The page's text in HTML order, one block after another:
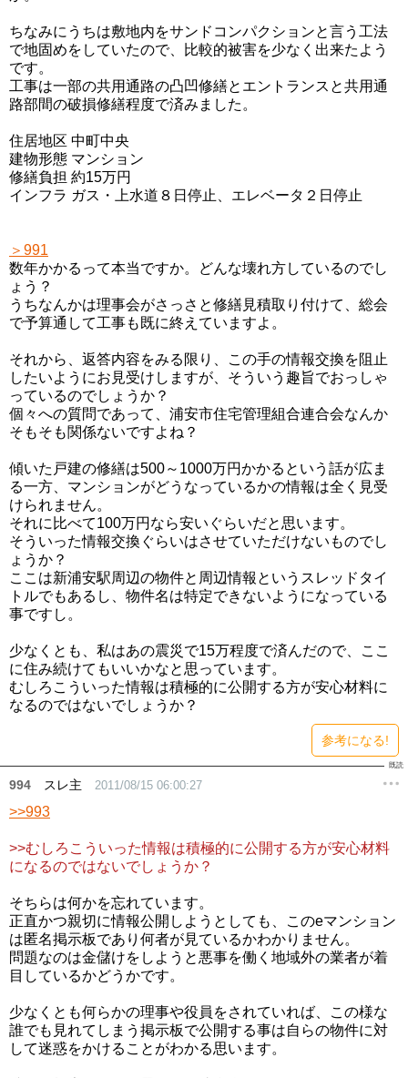
ちなみにうちは敷地内をサンドコンパクションと言う工法
で地固めをしていたので、比較的被害を少なく出来たよう
です。
工事は一部の共用通路の凸凹修繕とエントランスと共用通
路部間の破損修繕程度で済みました。
住居地区 中町中央
建物形態 マンション
修繕負担 約15万円
インフラ ガス・上水道８日停止、エレベータ２日停止
＞991
数年かかるって本当ですか。どんな壊れ方しているのでし
ょう？
うちなんかは理事会がさっさと修繕見積取り付けて、総会
で予算通して工事も既に終えていますよ。
それから、返答内容をみる限り、この手の情報交換を阻止
したいようにお見受けしますが、そういう趣旨でおっしゃ
っているのでしょうか？
個々への質問であって、浦安市住宅管理組合連合会なんか
そもそも関係ないですよね？
傾いた戸建の修繕は500～1000万円かかるという話が広ま
る一方、マンションがどうなっているかの情報は全く見受
けられません。
それに比べて100万円なら安いぐらいだと思います。
そういった情報交換ぐらいはさせていただけないものでし
ょうか？
ここは新浦安駅周辺の物件と周辺情報というスレッドタイ
トルでもあるし、物件名は特定できないようになっている
事ですし。
少なくとも、私はあの震災で15万程度で済んだので、ここ
に住み続けてもいいかなと思っています。
むしろこういった情報は積極的に公開する方が安心材料に
なるのではないでしょうか？
参考になる!
994 スレ主 2011/08/15 06:00:27
>>993
>>むしろこういった情報は積極的に公開する方が安心材料
になるのではないでしょうか？
そちらは何かを忘れています。
正直かつ親切に情報公開しようとしても、このeマンション
は匿名掲示板であり何者が見ているかわかりません。
問題なのは金儲けをしようと悪事を働く地域外の業者が着
目しているかどうかです。
少なくとも何らかの理事や役員をされていれば、この様な
誰でも見れてしまう掲示板で公開する事は自らの物件に対
して迷惑をかけることがわかる思います。